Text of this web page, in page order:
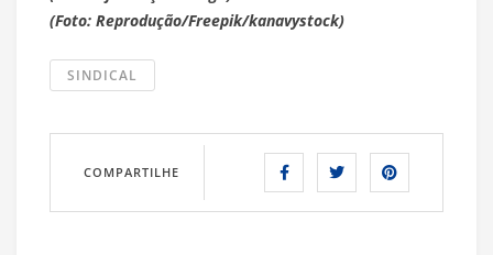
(Foto: Reprodução/Freepik/kanavystock)
SINDICAL
COMPARTILHE